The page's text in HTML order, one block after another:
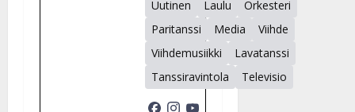
Uutinen
Laulu
Orkesteri
Paritanssi
Media
Viihde
Viihdemusiikki
Lavatanssi
Tanssiravintola
Televisio